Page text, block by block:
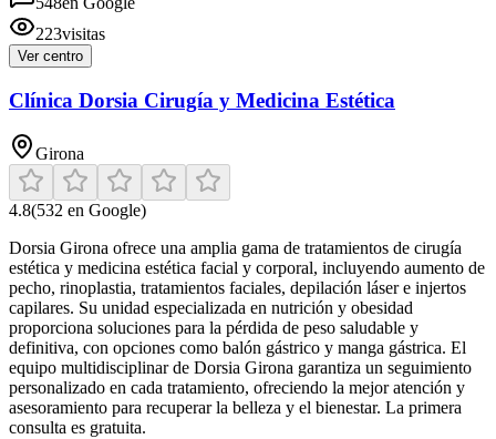
223visitas
Ver centro
Clínica Dorsia Cirugía y Medicina Estética
Girona
4.8(532 en Google)
Dorsia Girona ofrece una amplia gama de tratamientos de cirugía
estética y medicina estética facial y corporal, incluyendo aumento de
pecho, rinoplastia, tratamientos faciales, depilación láser e injertos
capilares. Su unidad especializada en nutrición y obesidad
proporciona soluciones para la pérdida de peso saludable y
definitiva, con opciones como balón gástrico y manga gástrica. El
equipo multidisciplinar de Dorsia Girona garantiza un seguimiento
personalizado en cada tratamiento, ofreciendo la mejor atención y
asesoramiento para recuperar la belleza y el bienestar. La primera
consulta es gratuita.